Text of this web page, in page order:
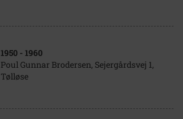
1950 - 1960
Poul Gunnar Brodersen, Sejergårdsvej 1,
Tølløse